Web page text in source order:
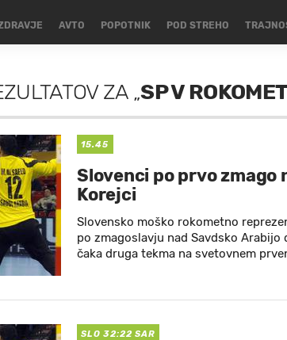
AVTO POPOTNIK POD STREHO
ZA„SP V
15.45
Slovenci po prvo zmago
Korejci
Slovensko moško rokometno
po zmagoslavju nad Savdsko Arabijo
čaka druga tekma na svetovnem
SLO 32:22 SAR